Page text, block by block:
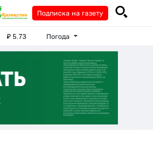
Подписка на газету
₽5.73 Погода